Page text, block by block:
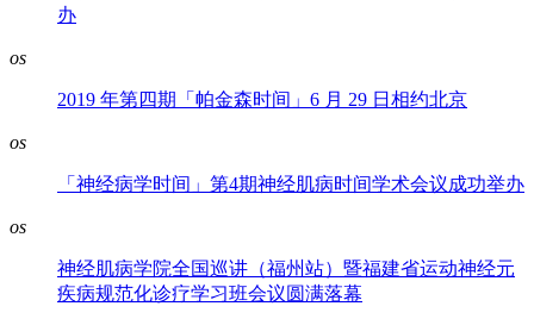
办
os
2019 年第四期「帕金森时间」6 月 29 日相约北京
os
「神经病学时间」第4期神经肌病时间学术会议成功举办
os
神经肌病学院全国巡讲（福州站）暨福建省运动神经元
疾病规范化诊疗学习班会议圆满落幕